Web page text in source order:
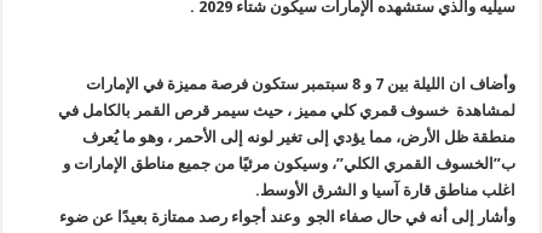
سيليه والذي ستشهده الإمارات سيكون شتاء 2029 .
وأضاف ان الليلة بين 7 و 8 سبتمبر ستكون فرصة مميزة في الإمارات
لمشاهدة خسوف قمري كلي مميز ، حيث سيمر قرص القمر بالكامل في
منطقة ظل الأرض، مما يؤدي إلى تغير لونه إلى الأحمر ، وهو ما يُعرف
ب”الخسوف القمري الكلي”، وسيكون مرئيًا من جميع مناطق الإمارات و
اغلب مناطق قارة آسيا و الشرق الأوسط.
وأشار إلى أنه في حال صفاء الجو وعند أجواء رصد ممتازة بعيدًا عن ضوء